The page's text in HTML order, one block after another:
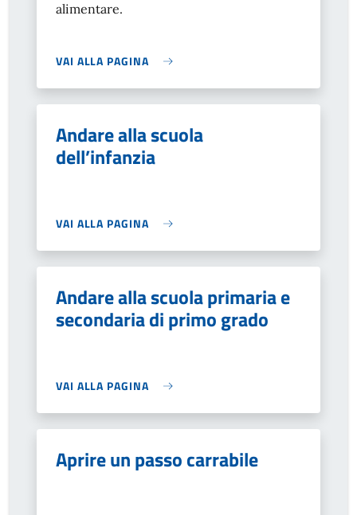
alimentare.
VAI ALLA PAGINA
Andare alla scuola
dell’infanzia
VAI ALLA PAGINA
Andare alla scuola primaria e
secondaria di primo grado
VAI ALLA PAGINA
Aprire un passo carrabile